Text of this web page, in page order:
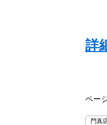
詳
ペー
門真